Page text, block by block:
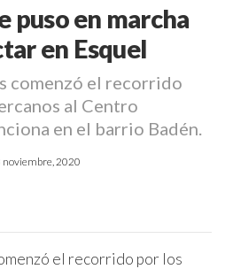
puso en marcha
en Esquel
comenzó el recorrido
al Centro
en el barrio Badén.
noviembre, 2020
el recorrido por los